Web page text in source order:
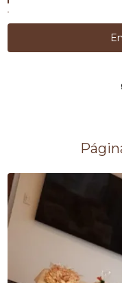
BUFFETS DE
BUFFETS PARA
BUFFETS PARA
CAFÉ DA MANHÃ PARA
CAFÉ DA TARDE PARA
CAFÉS CORPORATIVOS
CAFÉS DA TARDE PARA
CARDÁPIO PARA